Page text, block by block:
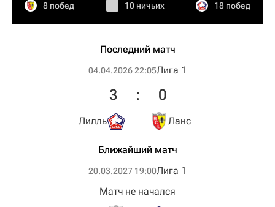
8 побед 10 ничьих 18 побед
Последний матч
04.04.2026 22:05Лига 1
Лилль
3 : 0
Ланс
Ближайший матч
20.03.2027 19:00Лига 1
Матч не начался